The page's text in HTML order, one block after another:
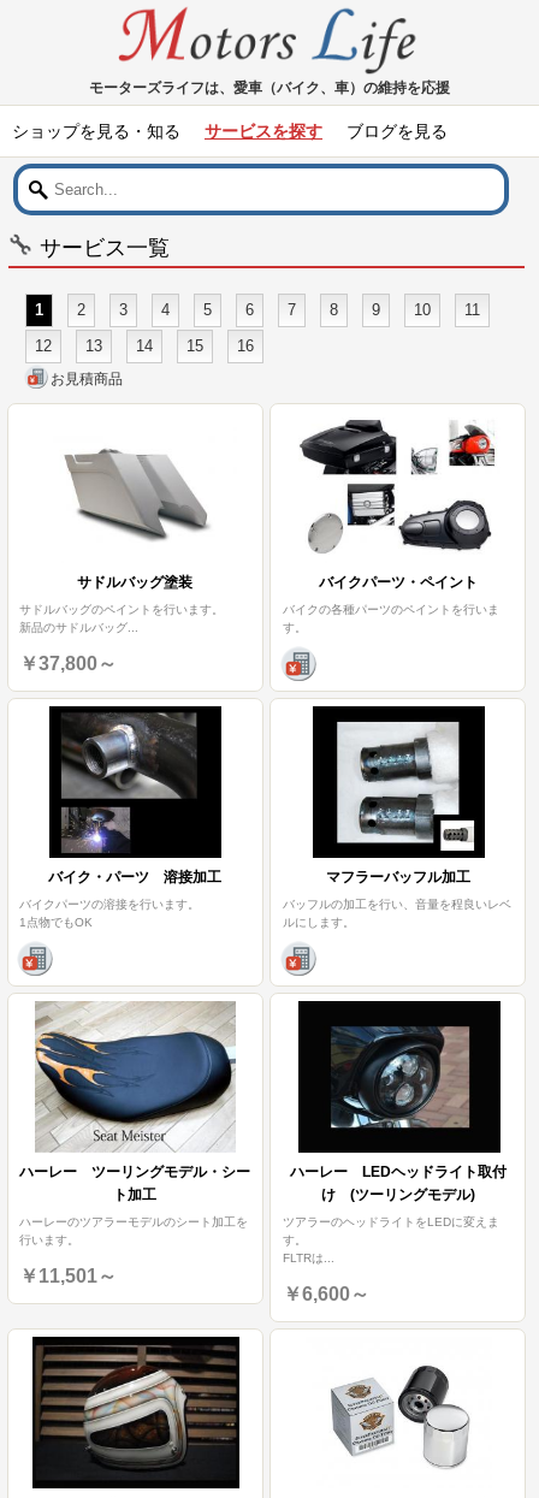
モーターズライフは、愛車（バイク、車）の維持を応援
ショップを見る・知る サービスを探す ブログを見る
サービス一覧
1 2 3 4 5 6 7 8 9 10
11
12
13 14 15 16
お見積商品
サドルバッグ塗装
サドルバッグのペイントを行います。
新品のサドルバッグ...
￥37,800～
バイクパーツ・ペイント
バイクの各種パーツのペイントを行いま
す。
バイク・パーツ 溶接加工
バイクパーツの溶接を行います。
1点物でもOK
マフラーバッフル加工
バッフルの加工を行い、音量を程良いレベ
ルにします。
ハーレー ツーリングモデル・シー
ト加工
ハーレーのツアラーモデルのシート加工を
行います。
￥11,501～
ハーレー LEDヘッドライト取付
け (ツーリングモデル)
ツアラーのヘッドライトをLEDに変えま
す。
FLTRは...
￥6,600～